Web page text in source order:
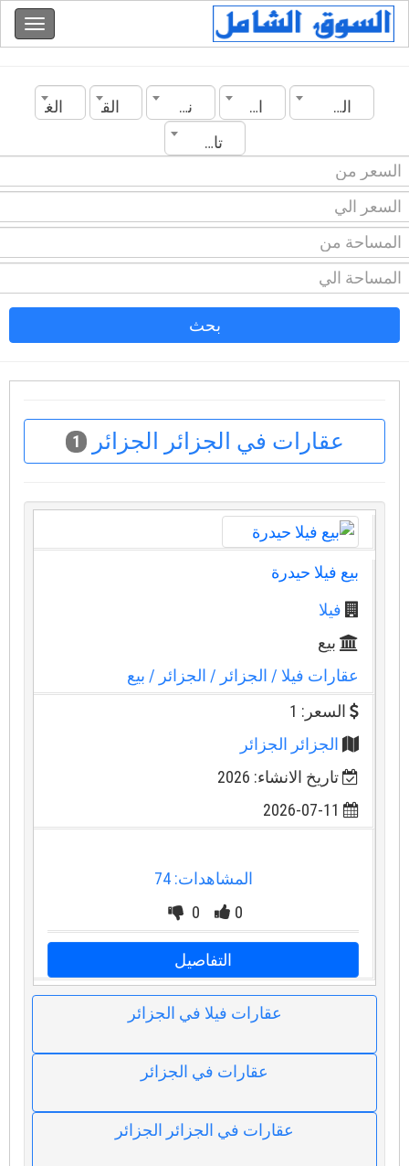
الجزائر الجزائر نوع العقار القسم
الغرف
تاريخ الانشاء
بحث
عقارات في الجزائر الجزائر 1
بيع فيلا حيدرة
فيلا
بيع
عقارات فيلا/ الجزائر / الجزائر / بيع
السعر: 1
الجزائر الجزائر
تاريخ الانشاء: 2026
2026-07-11
المشاهدات: 74
0
0
التفاصيل
عقارات فيلا في الجزائر
عقارات في الجزائر
عقارات في الجزائر الجزائر